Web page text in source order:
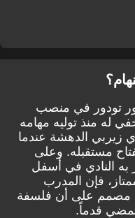
تودور في منصب
له منذ توليه مهامه
زيربي الدهشة عندما
مستقبله. وعلى
به النادي في أسفل
فإن المدرب
مصمم على أن فلسفة
قدماً.